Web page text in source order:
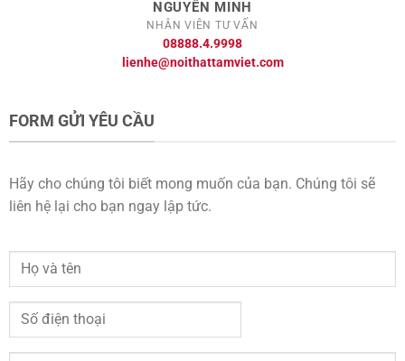
NGUYỄN MINH
NHÂN VIÊN TƯ VẤN
08888.4.9998
lienhe@noithattamviet.com
FORM GỬI YÊU CẦU
Hãy cho chúng tôi biết mong muốn của bạn. Chúng tôi sẽ
liên hệ lại cho bạn ngay lập tức.